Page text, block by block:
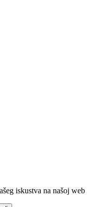
iskustva na našoj